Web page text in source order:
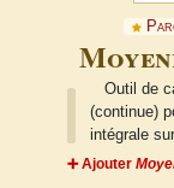
Outil de
(continue)
intégrale
➕ Ajouter